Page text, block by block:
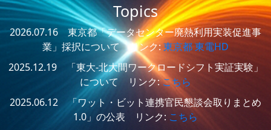
Topics
2026.07.16 東京都「データセンター廃熱利用実装促進事
業」採択について リンク:東京都東電HD
2025.12.19 「東大-北大間ワークロードシフト実証実験」
について リンク:こちら
2025.06.12 「ワット・ビット連携官民懇談会取りまとめ
1.0」の公表 リンク: こちら